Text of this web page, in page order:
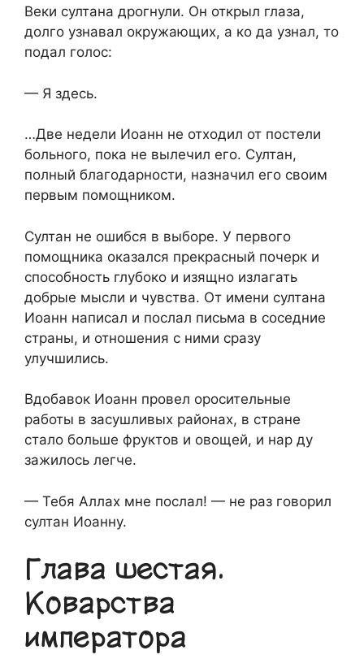
Веки султана дрогнули. Он открыл глаза,
долго узнавал окружающих, а ко да узнал, то
подал голос:
— Я здесь.
…Две недели Иоанн не отходил от постели
больного, пока не вылечил его. Султан,
полный благодарности, назначил его своим
первым помощником.
Султан не ошибся в выборе. У первого
помощника оказался прекрасный почерк и
способность глубоко и изящно излагать
добрые мысли и чувства. От имени султана
Иоанн написал и послал письма в соседние
страны, и отношения с ними сразу
улучшились.
Вдобавок Иоанн провел оросительные
работы в засушливых районах, в стране
стало больше фруктов и овощей, и нар ду
зажилось легче.
— Тебя Аллах мне послал! — не раз говорил
султан Иоанну.
Глава шестая.
Коварства
императора